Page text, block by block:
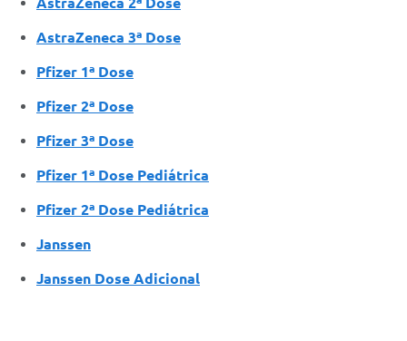
AstraZeneca 3ª Dose
Pfizer 1ª Dose
Pfizer 2ª Dose
Pfizer 3ª Dose
Pfizer 1ª Dose Pediátrica
Pfizer 2ª Dose Pediátrica
Janssen
Janssen Dose Adicional